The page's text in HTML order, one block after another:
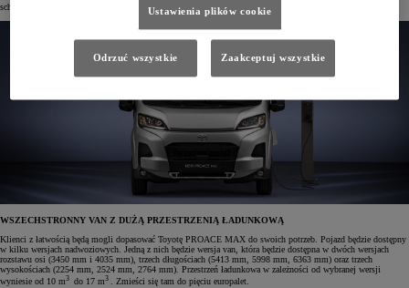
schowków, a nowoczesny wygląd uzupełniają stylowe, chromowane wykończenia.
WSZECHSTRONNY VAN Z DUŻĄ PRZESTRZENIĄ ŁADUNKOWĄ
Klienci z łatwością będą mogli dopasować Toyotę PROACE MAX do swoich potrzeb. Pojazd będzie dostępny
w kilku wersjach nadwoziowych. Jedną z nich będzie wersja van, która będzie dostępna w dwóch wersjach
rozstawu osi (3450 mm i 4035 mm), trzech długościach (5413 mm, 5998 mm, 6363 mm) oraz trzech
wysokościach (2254 mm, 2524 mm, 2764 mm). Przestrzeń ładunkowa w zależności od wybranej wersji
wyniesie od 10 m3 do 17 m3 . Zmieści się tam do pięciu europalet.
Ustawienia plików cookie
Odrzuć wszystkie Zaakceptuj wszystkie